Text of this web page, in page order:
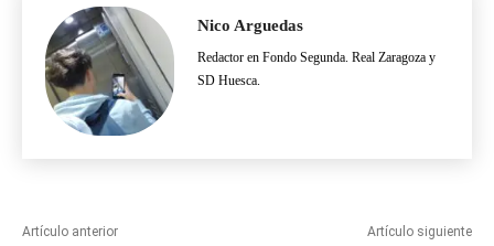
Nico Arguedas
Redactor en Fondo Segunda. Real Zaragoza y
SD Huesca.
Artículo anterior
Artículo siguiente